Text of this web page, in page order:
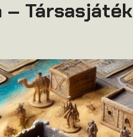
Társasjáték